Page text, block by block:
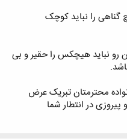
را نباید کوچک
رو نباید هیچکس را حقیر و بی
محترمتان تبریک عرض
پیروزی در انتطار شما